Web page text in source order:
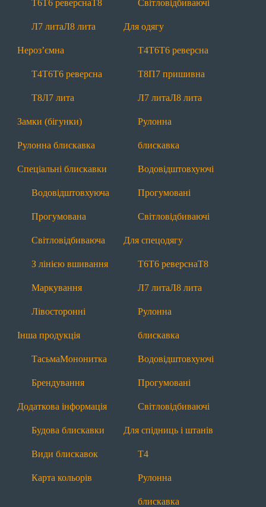
Т6Т6 реверснаТ8
Л7 литаЛ8 лита
Нероз’ємна
Т4Т6Т6 реверсна
Т8Л7 лита
Замки (бігунки)
Рулонна блискавка
Спеціальні блискавки
Водовідштовхуюча
Прогумована
Світловідбиваюча
З лінією вшивання
Маркування
Лівосторонні
Інша продукція
ТасьмаМононитка
Брендування
Додаткова інформація
Будова блискавки
Види блискавок
Карта кольорів
Світловідбиваючі
Для одягу
Т4Т6Т6 реверсна
Т8П7 пришивна
Л7 литаЛ8 лита
Рулонна
блискавка
Водовідштовхуючі
Прогумовані
Світловідбиваючі
Для спецодягу
Т6Т6 реверснаТ8
Л7 литаЛ8 лита
Рулонна
блискавка
Водовідштовхуючі
Прогумовані
Світловідбиваючі
Для спідниць і штанів
Т4
Рулонна
блискавка
Т6 Т6 реверсна Т8
Нероз'ємні
Т4 Т8
Замки (бігунки) Рулонна блискавка
Спеціальні
Водовідштовхуючі Прогумовані
Світловідбиваючі З лінією вшивання
Лівосторонні
Тасьма Мононитка
Додаткова інформація
Види блискавок
Карта кольорів
Блискавки за призначенням
Для взуття
З лінією вшивання
Рулонна блискавка Водовідштовхуючі
Прогумовані Світловідбиваючі
Для одягу
Т6 Т6 реверсна